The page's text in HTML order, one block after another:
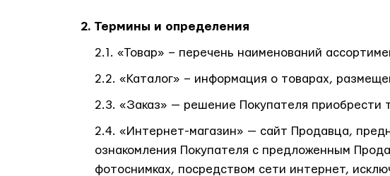
Термины и определения
«Товар» – перечень наименований
«Каталог» – информация о товарах,
«Заказ» — решение Покупателя приобрести
«Интернет-магазин» — сайт Продавца,
ознакомления Покупателя с предложенным
фотоснимках, посредством сети интернет,